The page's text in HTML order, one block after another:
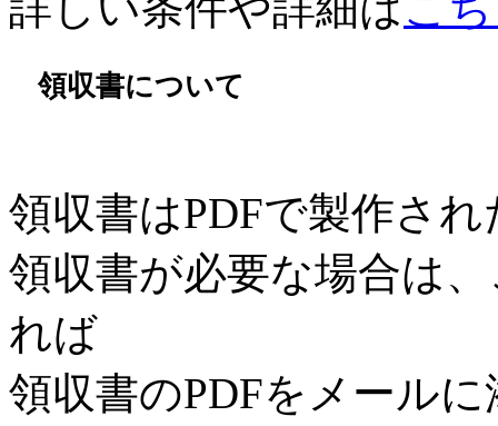
領収書について
領収書はPDFで製作さ
領収書が必要な場合は
れば
領収書のPDFをメール